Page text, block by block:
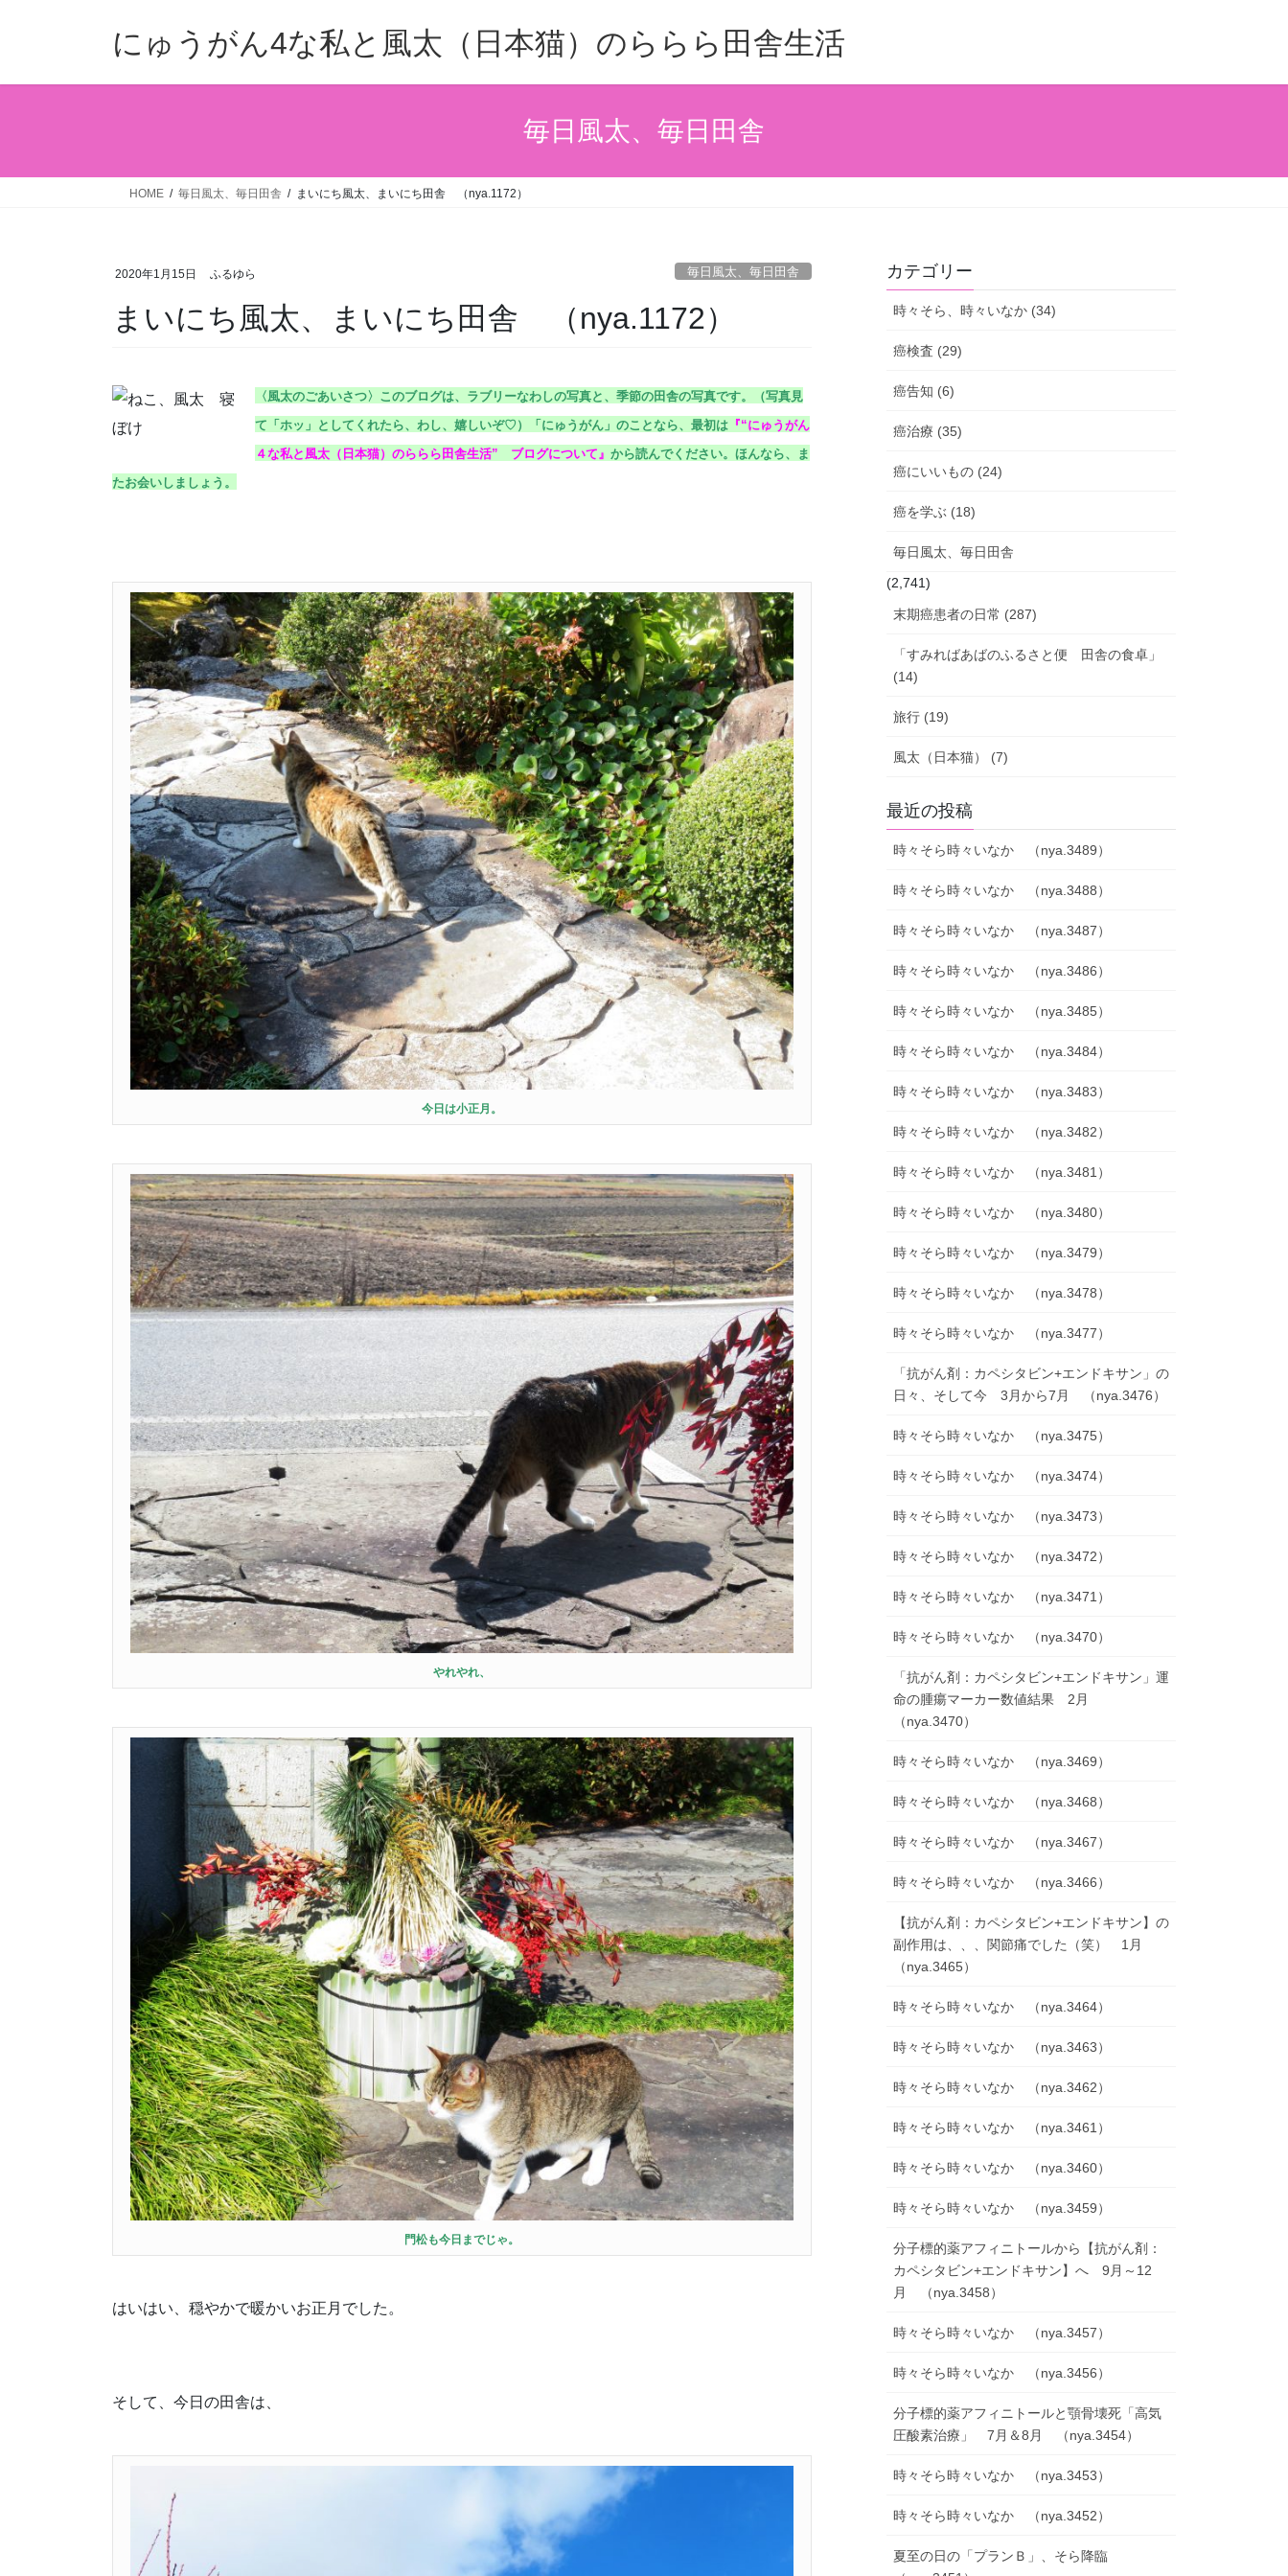
にゅうがん4な私と風太（日本猫）のららら田舎生活
毎日風太、毎日田舎
HOME 毎日風太、毎日田舎 まいにち風太、まいにち田舎 （nya.1172）
2020年1月15日 ふるゆら 毎日風太、毎日田舎
まいにち風太、まいにち田舎 （nya.1172）
〈風太のごあいさつ〉このブログは、ラブリーなわしの写真と、季節の田舎の写真です。（写真見
て「ホッ」としてくれたら、わし、嬉しいぞ♡）
「にゅうがん」のことなら、最初は 『“にゅうがん
４な私と風太（日本猫）のららら田舎生活” ブログについて』 から読んでください。 ほんなら、ま
たお会いしましょう。
今日は小正月。
やれやれ、
門松も今日までじゃ。
はいはい、穏やかで暖かいお正月でした。
そして、今日の田舎は、
カテゴリー
時々そら、時々いなか (34)
癌検査 (29)
癌告知 (6)
癌治療 (35)
癌にいいもの (24)
癌を学ぶ (18)
毎日風太、毎日田舎
(2,741)
末期癌患者の日常 (287)
「すみればあばのふるさと便 田舎の食卓」
(14)
旅行 (19)
風太（日本猫） (7)
最近の投稿
時々そら時々いなか （nya.3489）
時々そら時々いなか （nya.3488）
時々そら時々いなか （nya.3487）
時々そら時々いなか （nya.3486）
時々そら時々いなか （nya.3485）
時々そら時々いなか （nya.3484）
時々そら時々いなか （nya.3483）
時々そら時々いなか （nya.3482）
時々そら時々いなか （nya.3481）
時々そら時々いなか （nya.3480）
時々そら時々いなか （nya.3479）
時々そら時々いなか （nya.3478）
時々そら時々いなか （nya.3477）
「抗がん剤：カペシタビン+エンドキサン」の
日々、そして今 3月から7月 （nya.3476）
時々そら時々いなか （nya.3475）
時々そら時々いなか （nya.3474）
時々そら時々いなか （nya.3473）
時々そら時々いなか （nya.3472）
時々そら時々いなか （nya.3471）
時々そら時々いなか （nya.3470）
「抗がん剤：カペシタビン+エンドキサン」運
命の腫瘍マーカー数値結果 2月
（nya.3470）
時々そら時々いなか （nya.3469）
時々そら時々いなか （nya.3468）
時々そら時々いなか （nya.3467）
時々そら時々いなか （nya.3466）
【抗がん剤：カペシタビン+エンドキサン】の
副作用は、、、関節痛でした（笑） 1月
（nya.3465）
時々そら時々いなか （nya.3464）
時々そら時々いなか （nya.3463）
時々そら時々いなか （nya.3462）
時々そら時々いなか （nya.3461）
時々そら時々いなか （nya.3460）
時々そら時々いなか （nya.3459）
分子標的薬アフィニトールから【抗がん剤：
カペシタビン+エンドキサン】へ 9月～12
月 （nya.3458）
時々そら時々いなか （nya.3457）
時々そら時々いなか （nya.3456）
分子標的薬アフィニトールと顎骨壊死「高気
圧酸素治療」 7月＆8月 （nya.3454）
時々そら時々いなか （nya.3453）
時々そら時々いなか （nya.3452）
夏至の日の「プランＢ」、そら降臨